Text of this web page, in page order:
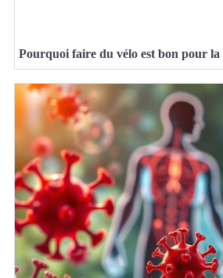
Pourquoi faire du vélo est bon pour la